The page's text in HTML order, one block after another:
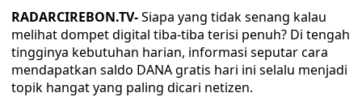
RADARCIREBON.TV-Siapa yang tidak senang kalau
melihat dompet digital tiba-tiba terisi penuh? Di tengah
tingginya kebutuhan harian, informasi seputar cara
mendapatkan saldo DANA gratis hari ini selalu menjadi
topik hangat yang paling dicari netizen.